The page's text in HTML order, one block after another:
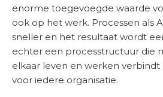
enorme toegevoegde waarde
ook op het werk. Processen als
sneller en het resultaat wordt
echter een processtructuur die
elkaar leven en werken verbindt
voor iedere organisatie.